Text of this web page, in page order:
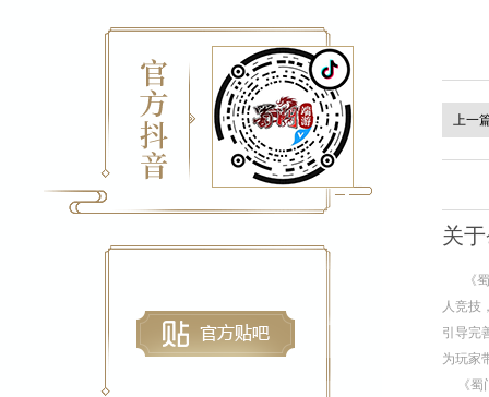
上一
关
《
人竞技
引导完
为玩家
《